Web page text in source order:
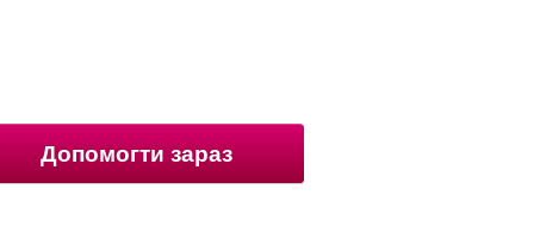
Допомогти зараз